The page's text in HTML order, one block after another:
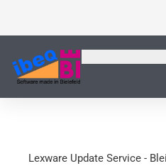
springen
Lexware Update Service -